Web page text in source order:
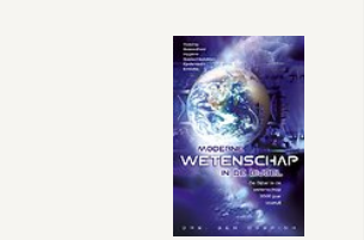
bevorderen
gedrag en cultuur
dan?